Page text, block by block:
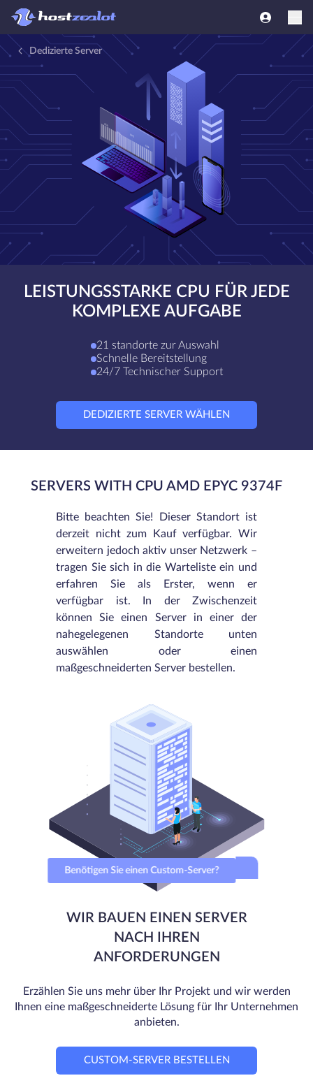
Dedizierte Server
LEISTUNGSSTARKE CPU FÜR JEDE
KOMPLEXE AUFGABE
21 standorte zur Auswahl
Schnelle Bereitstellung
24/7 Technischer Support
DEDIZIERTE SERVER WÄHLEN
SERVERS WITH CPU AMD EPYC 9374F
Bitte beachten Sie! Dieser Standort ist
derzeit nicht zum Kauf verfügbar. Wir
erweitern jedoch aktiv unser Netzwerk –
tragen Sie sich in die Warteliste ein und
erfahren Sie als Erster, wenn er
verfügbar ist. In der Zwischenzeit
können Sie einen Server in einer der
nahegelegenen Standorte unten
auswählen oder einen
maßgeschneiderten Server bestellen.
Benötigen Sie einen Custom-Server?
WIR BAUEN EINEN SERVER
NACH IHREN
ANFORDERUNGEN
Erzählen Sie uns mehr über Ihr Projekt und wir werden
Ihnen eine maßgeschneiderte Lösung für Ihr Unternehmen
anbieten.
CUSTOM-SERVER BESTELLEN